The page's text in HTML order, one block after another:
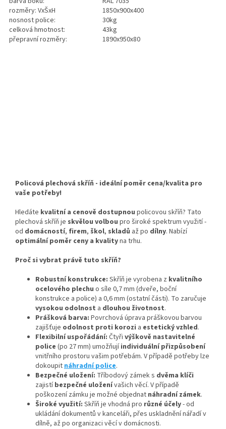
rozměry: VxŠxH
1850x900x400
nosnost police:
30kg
celková hmotnost:
43kg
přepravní rozměry:
1890x950x80
Policová plechová skříň - ideální poměr cena/kvalita pro
vaše potřeby!
Hledáte kvalitní a cenově dostupnou policovou skříň? Tato
plechová skříň je skvělou volbou pro široké spektrum využití -
od domácností, firem, škol, skladů až po dílny. Nabízí
optimální poměr ceny a kvalityna trhu.
Proč si vybrat právě tuto skříň?
Robustní konstrukce: Skříň je vyrobena z kvalitního
ocelového plechu o síle 0,7 mm (dveře, boční
konstrukce a police) a 0,6 mm (ostatní části). To zaručuje
vysokou odolnost a dlouhou životnost.
Prášková barva: Povrchová úprava práškovou barvou
zajišťuje odolnost proti korozi a estetický vzhled.
Flexibilní uspořádání: Čtyři výškově nastavitelné
police (po 27 mm) umožňujíindividuální přizpůsobení
vnitřního prostoru vašim potřebám. V případě potřeby lze
dokoupit náhradní police.
Bezpečné uložení: Tříbodový zámek s dvěma klíči
zajistíbezpečné uloženívašich věcí. V případě
poškození zámku je možné objednat náhradní zámek.
Široké využití: Skříň je vhodná pro různé účely- od
ukládání dokumentů v kanceláři, přes uskladnění nářadí v
dílně, až po organizaci věcí v domácnosti.